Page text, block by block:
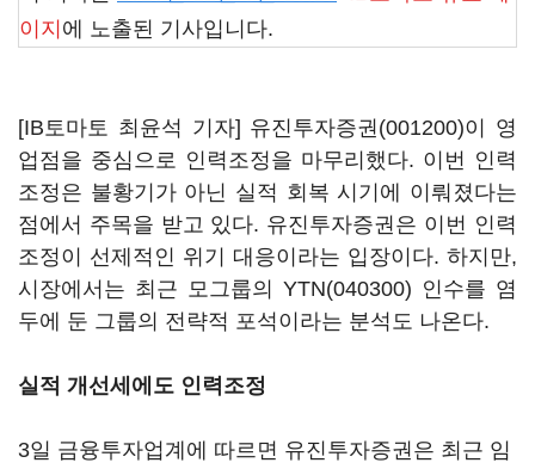
이지 에 노출된 기사입니다.
[IB토마토 최윤석 기자] 유진투자증권(001200)이 영
업점을 중심으로 인력조정을 마무리했다. 이번 인력
조정은 불황기가 아닌 실적 회복 시기에 이뤄졌다는
점에서 주목을 받고 있다. 유진투자증권은 이번 인력
조정이 선제적인 위기 대응이라는 입장이다. 하지만,
시장에서는 최근 모그룹의 YTN(040300) 인수를 염
두에 둔 그룹의 전략적 포석이라는 분석도 나온다.
실적 개선세에도 인력조정
3일 금융투자업계에 따르면 유진투자증권은 최근 임